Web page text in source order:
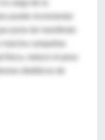
carga de la